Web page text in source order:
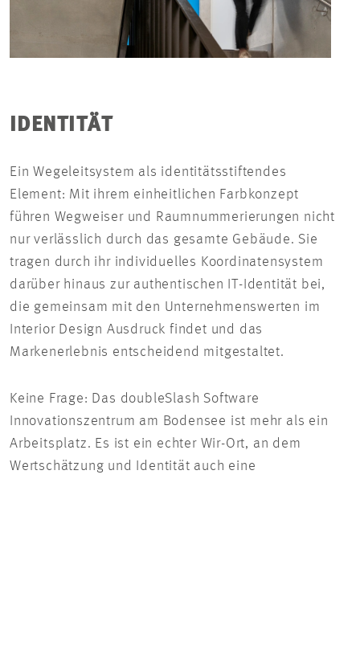
IDENTITÄT
Ein Wegeleitsystem als identitätsstiftendes
Element: Mit ihrem einheitlichen Farbkonzept
führen Wegweiser und Raumnummerierungen nicht
nur verlässlich durch das gesamte Gebäude. Sie
tragen durch ihr individuelles Koordinatensystem
darüber hinaus zur authentischen IT-Identität bei,
die gemeinsam mit den Unternehmenswerten im
Interior Design Ausdruck findet und das
Markenerlebnis entscheidend mitgestaltet.
Keine Frage: Das doubleSlash Software
Innovationszentrum am Bodensee ist mehr als ein
Arbeitsplatz. Es ist ein echter Wir-Ort, an dem
Wertschätzung und Identität auch eine